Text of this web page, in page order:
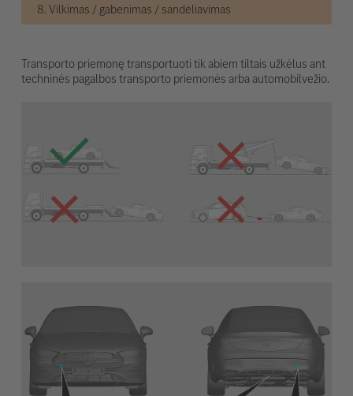
8. Vilkimas / gabenimas / sandėliavimas
Transporto priemonę transportuoti tik abiem tiltais užkėlus ant
techninės pagalbos transporto priemonės arba automobilvežio.